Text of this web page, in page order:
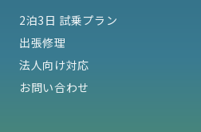
2泊3日 試乗プラン
出張修理
法人向け対応
お問い合わせ